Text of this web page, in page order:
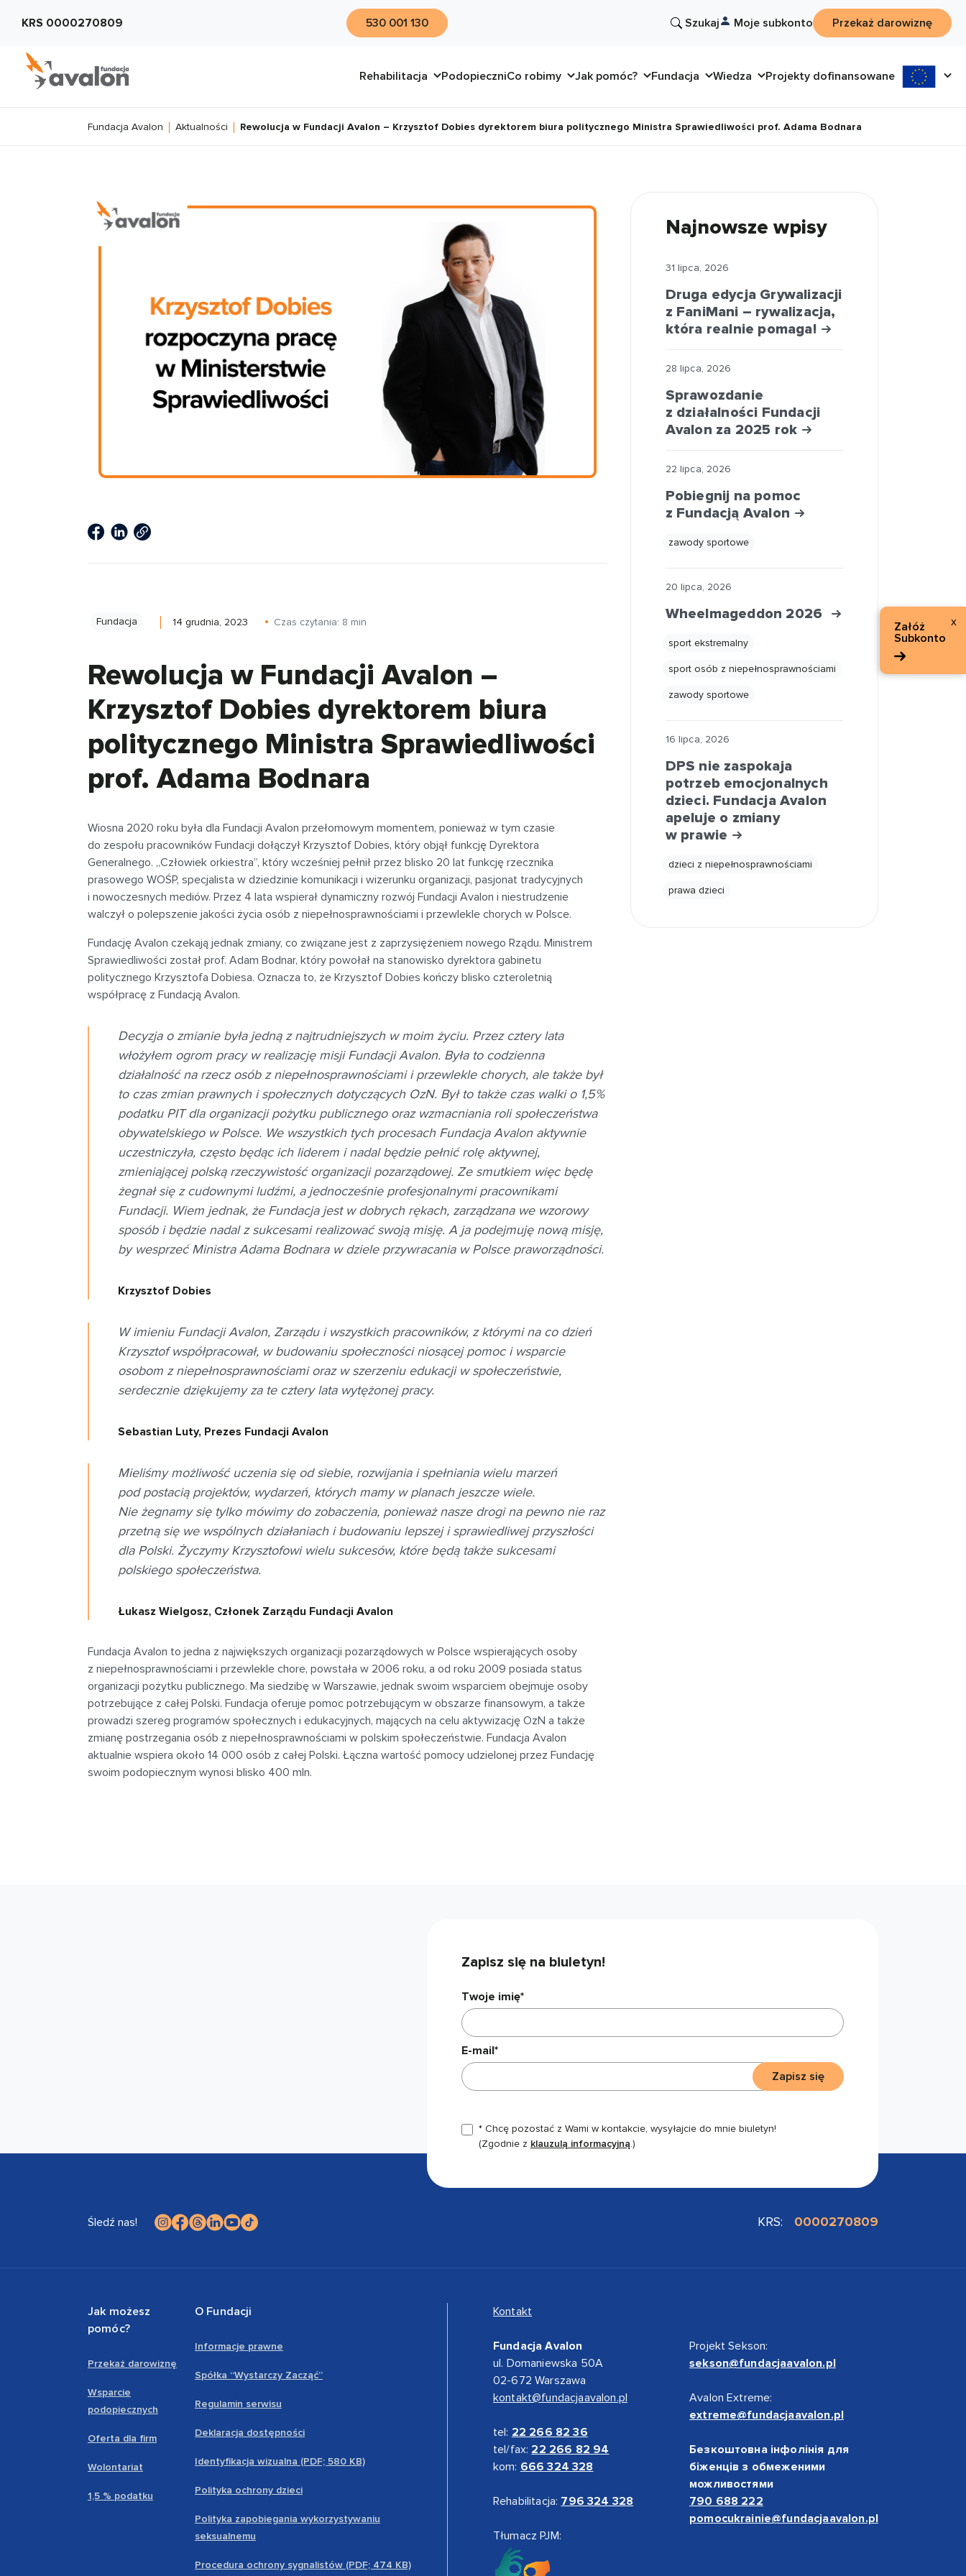
Załóż
Subkonto
x
KRS 0000270809 530 001 130 Szukaj Moje subkonto Przekaż darowiznę
Rehabilitacja PodopieczniCo robimy Jak pomóc? Fundacja Wiedza Projekty dofinansowane
Fundacja Avalon Aktualności Rewolucja w Fundacji Avalon – Krzysztof Dobies dyrektorem biura politycznego Ministra Sprawiedliwości prof. Adama Bodnara
Fundacja 14 grudnia, 2023 Czas czytania: 8 min
Rewolucja w Fundacji Avalon –
Krzysztof Dobies dyrektorem biura
politycznego Ministra Sprawiedliwości
prof. Adama Bodnara
Wiosna 2020 roku była dla Fundacji Avalon przełomowym momentem, ponieważ w tym czasie
do zespołu pracowników Fundacji dołączył Krzysztof Dobies, który objął funkcję Dyrektora
Generalnego. „Człowiek orkiestra”, który wcześniej pełnił przez blisko 20 lat funkcję rzecznika
prasowego WOŚP, specjalista w dziedzinie komunikacji i wizerunku organizacji, pasjonat tradycyjnych
i nowoczesnych mediów. Przez 4 lata wspierał dynamiczny rozwój Fundacji Avalon i niestrudzenie
walczył o polepszenie jakości życia osób z niepełnosprawnościami i przewlekle chorych w Polsce.
Fundację Avalon czekają jednak zmiany, co związane jest z zaprzysiężeniem nowego Rządu. Ministrem
Sprawiedliwości został prof. Adam Bodnar, który powołał na stanowisko dyrektora gabinetu
politycznego Krzysztofa Dobiesa. Oznacza to, że Krzysztof Dobies kończy blisko czteroletnią
współpracę z Fundacją Avalon.
Decyzja o zmianie była jedną z najtrudniejszych w moim życiu. Przez cztery lata
włożyłem ogrom pracy w realizację misji Fundacji Avalon. Była to codzienna
działalność na rzecz osób z niepełnosprawnościami i przewlekle chorych, ale także był
to czas zmian prawnych i społecznych dotyczących OzN. Był to także czas walki o 1,5%
podatku PIT dla organizacji pożytku publicznego oraz wzmacniania roli społeczeństwa
obywatelskiego w Polsce. We wszystkich tych procesach Fundacja Avalon aktywnie
uczestniczyła, często będąc ich liderem i nadal będzie pełnić rolę aktywnej,
zmieniającej polską rzeczywistość organizacji pozarządowej. Ze smutkiem więc będę
żegnał się z cudownymi ludźmi, a jednocześnie profesjonalnymi pracownikami
Fundacji. Wiem jednak, że Fundacja jest w dobrych rękach, zarządzana we wzorowy
sposób i będzie nadal z sukcesami realizować swoją misję. A ja podejmuję nową misję,
by wesprzeć Ministra Adama Bodnara w dziele przywracania w Polsce praworządności.
Krzysztof Dobies
W imieniu Fundacji Avalon, Zarządu i wszystkich pracowników, z którymi na co dzień
Krzysztof współpracował, w budowaniu społeczności niosącej pomoc i wsparcie
osobom z niepełnosprawnościami oraz w szerzeniu edukacji w społeczeństwie,
serdecznie dziękujemy za te cztery lata wytężonej pracy.
Sebastian Luty, Prezes Fundacji Avalon
Mieliśmy możliwość uczenia się od siebie, rozwijania i spełniania wielu marzeń
pod postacią projektów, wydarzeń, których mamy w planach jeszcze wiele.
Nie żegnamy się tylko mówimy do zobaczenia, ponieważ nasze drogi na pewno nie raz
przetną się we wspólnych działaniach i budowaniu lepszej i sprawiedliwej przyszłości
dla Polski. Życzymy Krzysztofowi wielu sukcesów, które będą także sukcesami
polskiego społeczeństwa.
Łukasz Wielgosz, Członek Zarządu Fundacji Avalon
Fundacja Avalon to jedna z największych organizacji pozarządowych w Polsce wspierających osoby
z niepełnosprawnościami i przewlekle chore, powstała w 2006 roku, a od roku 2009 posiada status
organizacji pożytku publicznego. Ma siedzibę w Warszawie, jednak swoim wsparciem obejmuje osoby
potrzebujące z całej Polski. Fundacja oferuje pomoc potrzebującym w obszarze finansowym, a także
prowadzi szereg programów społecznych i edukacyjnych, mających na celu aktywizację OzN a także
zmianę postrzegania osób z niepełnosprawnościami w polskim społeczeństwie. Fundacja Avalon
aktualnie wspiera około 14 000 osób z całej Polski. Łączna wartość pomocy udzielonej przez Fundację
swoim podopiecznym wynosi blisko 400 mln.
Najnowsze wpisy
31 lipca, 2026
Druga edycja Grywalizacji
z FaniMani – rywalizacja,
która realnie pomaga!
28 lipca, 2026
Sprawozdanie
z działalności Fundacji
Avalon za 2025 rok
22 lipca, 2026
Pobiegnij na pomoc
z Fundacją Avalon
zawody sportowe
20 lipca, 2026
Wheelmageddon 2026
sport ekstremalny
sport osób z niepełnosprawnościami
zawody sportowe
16 lipca, 2026
DPS nie zaspokaja
potrzeb emocjonalnych
dzieci. Fundacja Avalon
apeluje o zmiany
w prawie
dzieci z niepełnosprawnościami
prawa dzieci
Zapisz się na biuletyn!
Twoje imię*
E-mail*
* Chcę pozostać z Wami w kontakcie, wysyłajcie do mnie biuletyn!
(Zgodnie z klauzulą informacyjną.)
Zapisz się
KRS: 0000270809
Śledź nas!
Jak możesz
pomóc?
Przekaż darowiznę
Wsparcie
podopiecznych
Oferta dla firm
Wolontariat
1,5 % podatku
O Fundacji
Informacje prawne
Spółka “Wystarczy Zacząć”
Regulamin serwisu
Deklaracja dostępności
Identyfikacja wizualna (PDF; 580 KB)
Polityka ochrony dzieci
Polityka zapobiegania wykorzystywaniu
seksualnemu
Procedura ochrony sygnalistów (PDF; 474 KB)
Kontakt
Fundacja Avalon
ul. Domaniewska 50A
02-672 Warszawa
kontakt@fundacjaavalon.pl
tel: 22 266 82 36
tel/fax: 22 266 82 94
kom: 666 324 328
Rehabilitacja: 796 324 328
Tłumacz PJM:
Projekt Sekson:
sekson@fundacjaavalon.pl
Avalon Extreme:
extreme@fundacjaavalon.pl
Безкоштовна інфолінія для
біженців з обмеженими
можливостями
790 688 222
pomocukrainie@fundacjaavalon.pl